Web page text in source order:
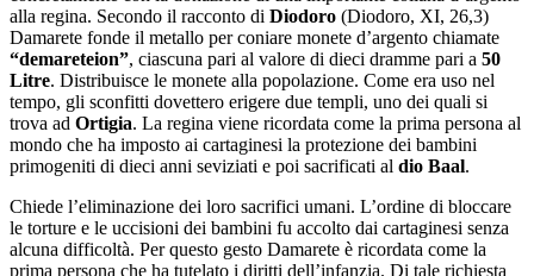
alla regina. Secondo il racconto di Diodoro (Diodoro, XI, 26,3)
Damarete fonde il metallo per coniare monete d’argento chiamate
“demareteion”, ciascuna pari al valore di dieci dramme pari a 50
Litre. Distribuisce le monete alla popolazione. Come era uso nel
tempo, gli sconfitti dovettero erigere due templi, uno dei quali si
trova ad Ortigia. La regina viene ricordata come la prima persona al
mondo che ha imposto ai cartaginesi la protezione dei bambini
primogeniti di dieci anni seviziati e poi sacrificati al dio Baal.
Chiede l’eliminazione dei loro sacrifici umani. L’ordine di bloccare
le torture e le uccisioni dei bambini fu accolto dai cartaginesi senza
alcuna difficoltà. Per questo gesto Damarete è ricordata come la
prima persona che ha tutelato i diritti dell’infanzia. Di tale richiesta